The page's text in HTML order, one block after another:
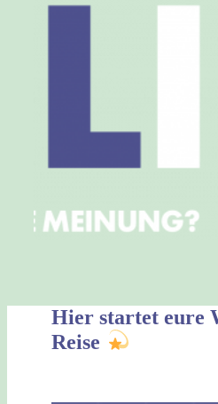
Hier startet eure
Reise